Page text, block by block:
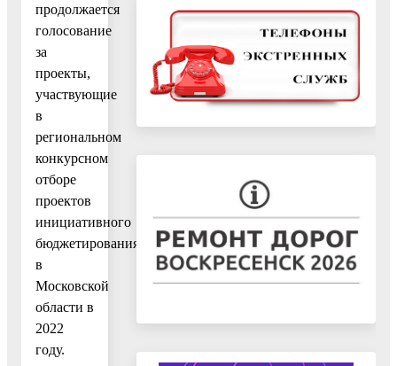
продолжается
голосование
за
проекты,
участвующие
в
региональном
конкурсном
отборе
проектов
инициативного
бюджетирования
в
Московской
области в
2022
году.